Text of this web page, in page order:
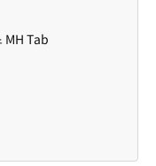
MH Tab